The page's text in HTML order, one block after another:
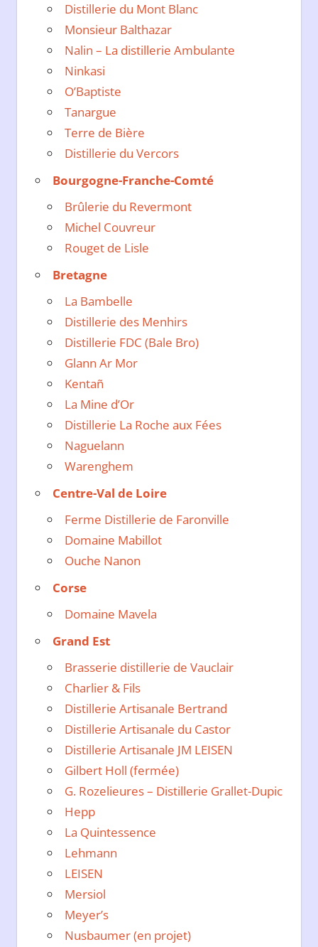
Distillerie du Mont Blanc
Monsieur Balthazar
Nalin – La distillerie Ambulante
Ninkasi
O’Baptiste
Tanargue
Terre de Bière
Distillerie du Vercors
Bourgogne-Franche-Comté
Brûlerie du Revermont
Michel Couvreur
Rouget de Lisle
Bretagne
La Bambelle
Distillerie des Menhirs
Distillerie FDC (Bale Bro)
Glann Ar Mor
Kentañ
La Mine d’Or
Distillerie La Roche aux Fées
Naguelann
Warenghem
Centre-Val de Loire
Ferme Distillerie de Faronville
Domaine Mabillot
Ouche Nanon
Corse
Domaine Mavela
Grand Est
Brasserie distillerie de Vauclair
Charlier & Fils
Distillerie Artisanale Bertrand
Distillerie Artisanale du Castor
Distillerie Artisanale JM LEISEN
Gilbert Holl (fermée)
G. Rozelieures – Distillerie Grallet-Dupic
Hepp
La Quintessence
Lehmann
LEISEN
Mersiol
Meyer’s
Nusbaumer (en projet)